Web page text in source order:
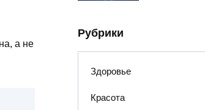
а не
Рубрики
Здоровье
Красота